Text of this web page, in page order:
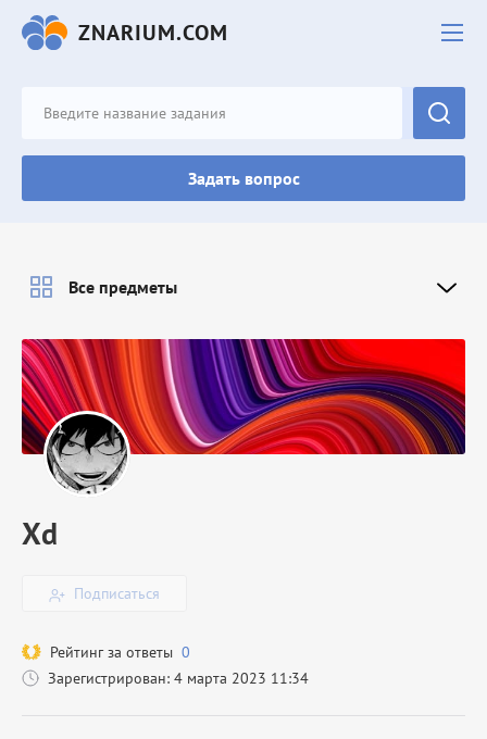
ZNARIUM.COM
Задать вопрос
Xd
Подписаться
Рейтинг за ответы 0
Зарегистрирован: 4 марта 2023 11:34
Все предметы